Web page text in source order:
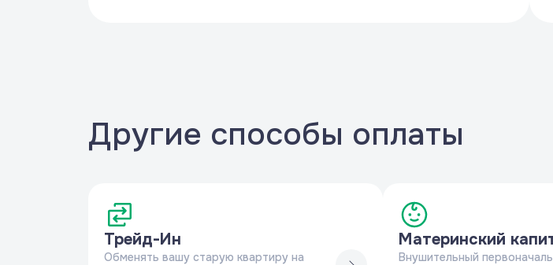
Другие способы оплаты
Трейд-Ин
Обменять вашу старую квартиру на
Материнский
Внушительный